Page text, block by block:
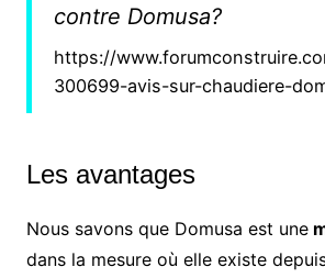
contre Domusa?
https://
300699-avis-sur-chaudiere-
Les avantages
Nous savons que Domusa est une
dans la mesure où elle existe